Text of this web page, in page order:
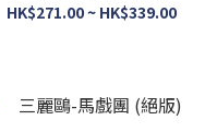
HK$271.00 ~ HK$339.00